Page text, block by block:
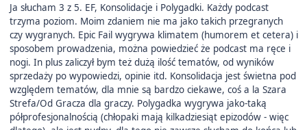
Ja słucham 3 z 5. EF, Konsolidacje i Polygadki. Każdy podcast
trzyma poziom. Moim zdaniem nie ma jako takich przegranych
czy wygranych. Epic Fail wygrywa klimatem (humorem et cetera) i
sposobem prowadzenia, można powiedzieć że podcast ma ręce i
nogi. In plus zaliczył bym też dużą ilość tematów, od wyników
sprzedaży po wypowiedzi, opinie itd. Konsolidacja jest świetna pod
względem tematów, dla mnie są bardzo ciekawe, coś a la Szara
Strefa/Od Gracza dla graczy. Polygadka wygrywa jako-taką
półprofesjonalnością (chłopaki mają kilkadziesiąt epizodów - więc